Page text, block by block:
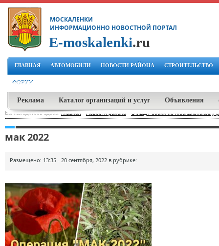
МОСКАЛЕНКИ
ИНФОРМАЦИОННО НОВОСТНОЙ ПОРТАЛ
E-moskalenki.ru
ГЛАВНАЯ АВТОМОБИЛИ НОВОСТИ РАЙОНА СТРОИТЕЛЬСТВО
ФОРУМ
Реклама Каталог организаций и услуг Объявления
Вы находитесь здесь:Главная-Новости района ОМВД России по Москаленскому
мак 2022
Размещено: 13:35 - 20 сентября, 2022 в рубрике: